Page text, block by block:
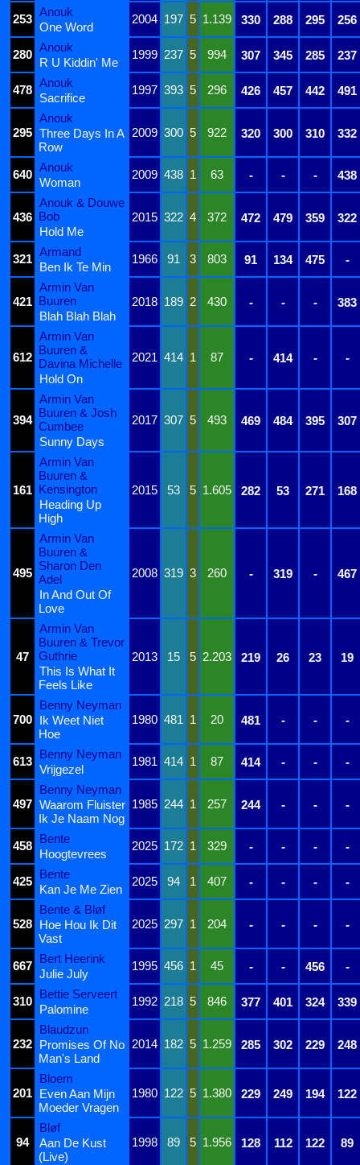
253
Anouk
2004 197 5 1.139 330 288 295 256
One Word
280
Anouk
1999 237 5 994 307 345 285 237
R U Kiddin' Me
478
Anouk
1997 393 5 296 426 457 442 491
Sacrifice
295
Anouk
2009 300 5 922 320 300 310 332
Three Days In A
Row
640
Anouk
2009 438 1 63 - - - 438
Woman
436
Anouk & Douwe
Bob
2015 322 4 372 472 479 359
322
Hold Me
321
Armand
1966 91 3 803 91 134 475 -
Ben Ik Te Min
421
Armin Van
Buuren
2018 189 2 430 - - -
383
Blah Blah Blah
612
Armin Van
Buuren &
Davina Michelle
2021 414 1 87 - 414 -
-
Hold On
394
Armin Van
Buuren & Josh
Cumbee
2017 307 5 493 469 484 395
307
Sunny Days
161
Armin Van
Buuren &
Kensington
2015 53 5 1.605 282 53 271
168
Heading Up
High
495
Armin Van
Buuren &
Sharon Den
Adel
2008 319 3 260 - 319 -
467
In And Out Of
Love
47
Armin Van
Buuren & Trevor
Guthrie
2013 15 5 2.203 219 26 23
19
This Is What It
Feels Like
700
Benny Neyman
1980 481 1 20 481 - - -
Ik Weet Niet
Hoe
613
Benny Neyman
1981 414 1 87 414 - - -
Vrijgezel
497
Benny Neyman
1985 244 1 257 244 - - -
Waarom Fluister
Ik Je Naam Nog
458
Bente
2025 172 1 329 - - - -
Hoogtevrees
425
Bente
2025 94 1 407 - - - -
Kan Je Me Zien
528
Bente & Bløf
2025 297 1 204 - - - -
Hoe Hou Ik Dit
Vast
667
Bert Heerink
1995 456 1 45 - - 456 -
Julie July
310
Bettie Serveert
1992 218 5 846 377 401 324 339
Palomine
232
Blaudzun
2014 182 5 1.259 285 302 229 248
Promises Of No
Man's Land
201
Bloem
1980 122 5 1.380 229 249 194 122
Even Aan Mijn
Moeder Vragen
94
Bløf
1998
89 5 1.956 128 112 122 89
Aan De Kust
(Live)